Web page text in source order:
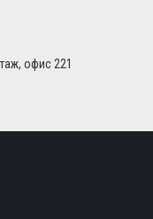
офис 221